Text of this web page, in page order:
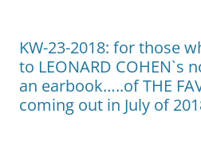
KW-23-2018: for those
to LEONARD COHEN`s
an earbook…..of THE
coming out in July of